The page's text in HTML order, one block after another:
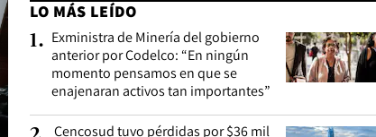
LO MÁS LEÍDO
1. Exministra de Minería del gobierno
anterior por Codelco: “En ningún
momento pensamos en que se
enajenaran activos tan importantes”
Cencosud tuvo pérdidas por $36 mil